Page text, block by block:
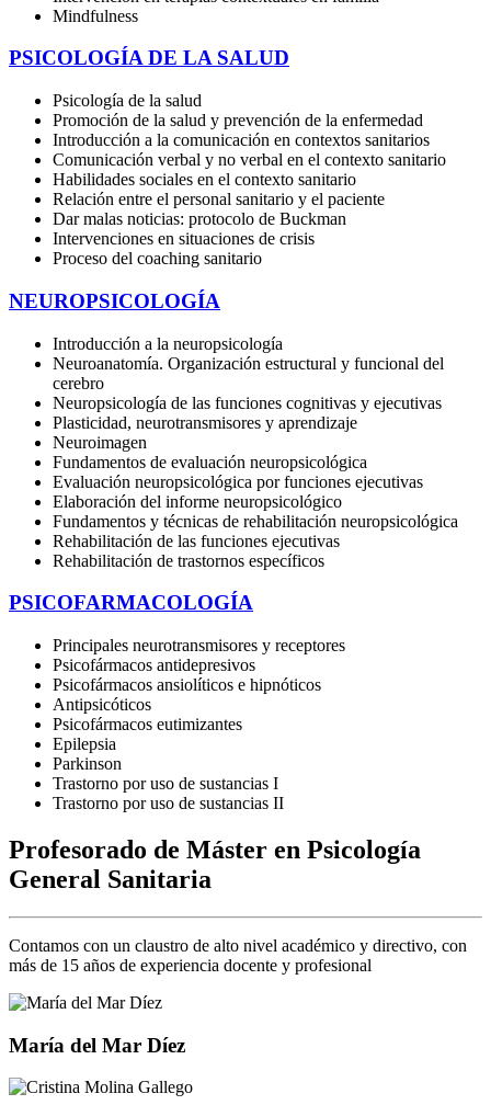
Mindfulness
PSICOLOGÍA DE LA SALUD
Psicología de la salud
Promoción de la salud y prevención de la enfermedad
Introducción a la comunicación en contextos sanitarios
Comunicación verbal y no verbal en el contexto sanitario
Habilidades sociales en el contexto sanitario
Relación entre el personal sanitario y el paciente
Dar malas noticias: protocolo de Buckman
Intervenciones en situaciones de crisis
Proceso del coaching sanitario
NEUROPSICOLOGÍA
Introducción a la neuropsicología
Neuroanatomía. Organización estructural y funcional del
cerebro
Neuropsicología de las funciones cognitivas y ejecutivas
Plasticidad, neurotransmisores y aprendizaje
Neuroimagen
Fundamentos de evaluación neuropsicológica
Evaluación neuropsicológica por funciones ejecutivas
Elaboración del informe neuropsicológico
Fundamentos y técnicas de rehabilitación neuropsicológica
Rehabilitación de las funciones ejecutivas
Rehabilitación de trastornos específicos
PSICOFARMACOLOGÍA
Principales neurotransmisores y receptores
Psicofármacos antidepresivos
Psicofármacos ansiolíticos e hipnóticos
Antipsicóticos
Psicofármacos eutimizantes
Epilepsia
Parkinson
Trastorno por uso de sustancias I
Trastorno por uso de sustancias II
Profesorado de Máster en Psicología
General Sanitaria
Contamos con un claustro de alto nivel académico y directivo, con
más de 15 años de experiencia docente y profesional
María del Mar Díez